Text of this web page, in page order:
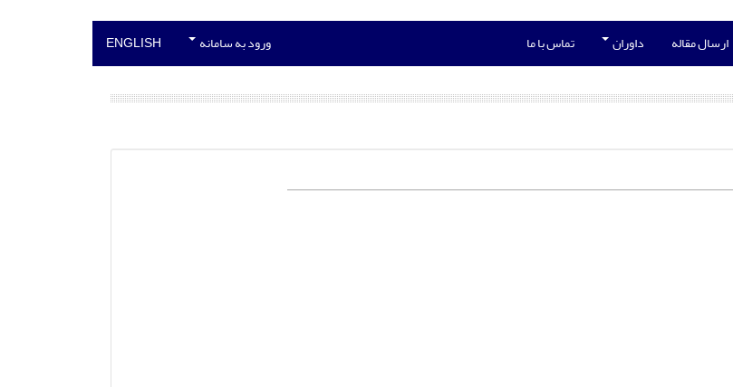
ارسال مقاله داوران تماس با ما ورود به سامانه ENGLISH